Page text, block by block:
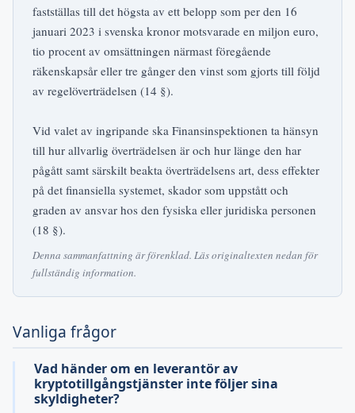
fastställas till det högsta av ett belopp som per den 16
januari 2023 i svenska kronor motsvarade en miljon euro,
tio procent av omsättningen närmast föregående
räkenskapsår eller tre gånger den vinst som gjorts till följd
av regelöverträdelsen (14 §).
Vid valet av ingripande ska Finansinspektionen ta hänsyn
till hur allvarlig överträdelsen är och hur länge den har
pågått samt särskilt beakta överträdelsens art, dess effekter
på det finansiella systemet, skador som uppstått och
graden av ansvar hos den fysiska eller juridiska personen
(18 §).
Denna sammanfattning är förenklad. Läs originaltexten nedan för
fullständig information.
Vanliga frågor
Vad händer om en leverantör av
kryptotillgångstjänster inte följer sina
skyldigheter?